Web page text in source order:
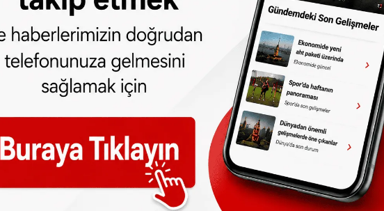
özellikle alınan ipotekler açısından engelleyici
konut satışlarında da etkili olduğunu dile
daha çok Lunetten ve Leidsche Rijn